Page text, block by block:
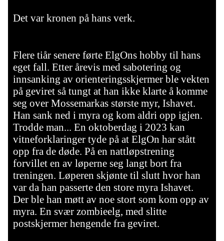
Det var kronen på hans verk.
Flere tiår senere førte ElgOns hobby til hans
eget fall. Etter årevis med sabotering og
innsanking av orienteringsskjermer ble vekten
på geviret så tungt at han ikke klarte å komme
seg over Mossemarkas største myr, Ishavet.
Han sank ned i myra og kom aldri opp igjen.
Trodde man... En oktoberdag i 2023 kan
vitneforklaringer tyde på at ElgOn har stått
opp fra de døde. På en nattløpstrening
forvillet en av løperne seg langt bort fra
treningen. Løperen skjønte til slutt hvor han
var da han passerte den store myra Ishavet.
Der ble han møtt av noe stort som kom opp av
myra. En svær zombieelg, med slitte
postskjermer hengende fra geviret.